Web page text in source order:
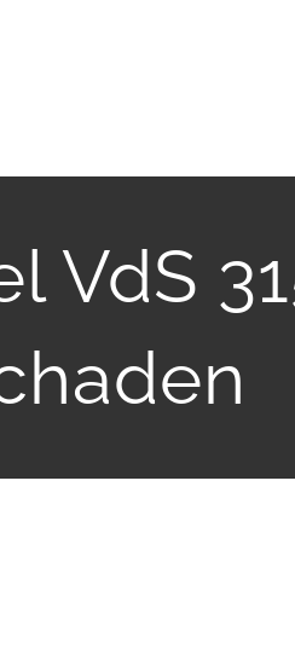
VdS